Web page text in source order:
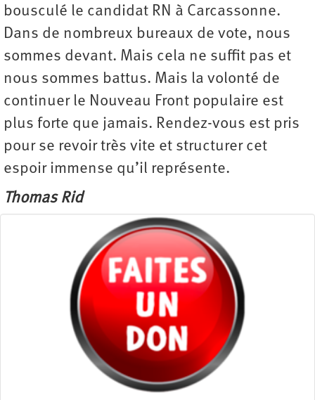
bousculé le candidat RN à Carcassonne.
Dans de nombreux bureaux de vote, nous
sommes devant. Mais cela ne suffit pas et
nous sommes battus. Mais la volonté de
continuer le Nouveau Front populaire est
plus forte que jamais. Rendez-vous est pris
pour se revoir très vite et structurer cet
espoir immense qu’il représente.
Thomas Rid